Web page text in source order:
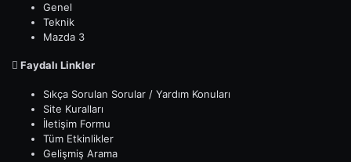
Genel
Teknik
Mazda 3
Faydalı Linkler
Sıkça Sorulan Sorular / Yardım Konuları
Site Kuralları
İletişim Formu
Tüm Etkinlikler
Gelişmiş Arama